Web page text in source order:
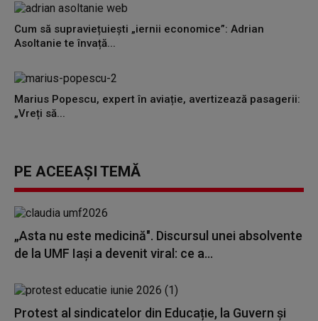
Cum să supraviețuiești „iernii economice”: Adrian
Asoltanie te învață...
Marius Popescu, expert în aviație, avertizează pasagerii:
„Vreți să...
PE ACEEAȘI TEMĂ
„Asta nu este medicină". Discursul unei absolvente
de la UMF Iași a devenit viral: ce a...
Protest al sindicatelor din Educație, la Guvern și